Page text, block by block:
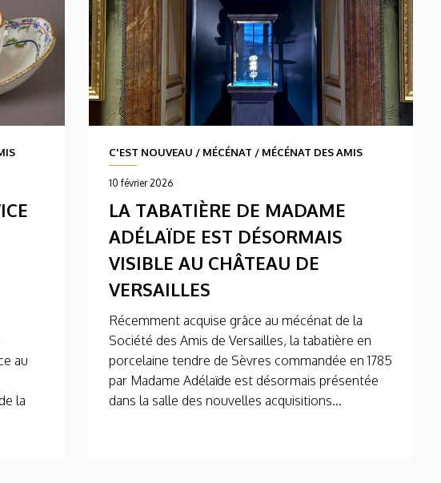
au
la
C'EST NOUVEAU / MÉCÉNAT / MÉCÉNAT DES AMIS
10 février 2026
LA TABATIÈRE DE MADAME
ADÉLAÏDE EST DÉSORMAIS
VISIBLE AU CHÂTEAU DE
VERSAILLES
Récemment acquise grâce au mécénat de la
Société des Amis de Versailles, la tabatière en
porcelaine tendre de Sèvres commandée en 1785
par Madame Adélaïde est désormais présentée
dans la salle des nouvelles acquisitions...